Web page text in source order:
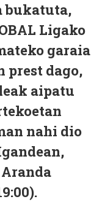
bukatuta,
Ligako
garaia
prest dago,
aipatu
nahi dio